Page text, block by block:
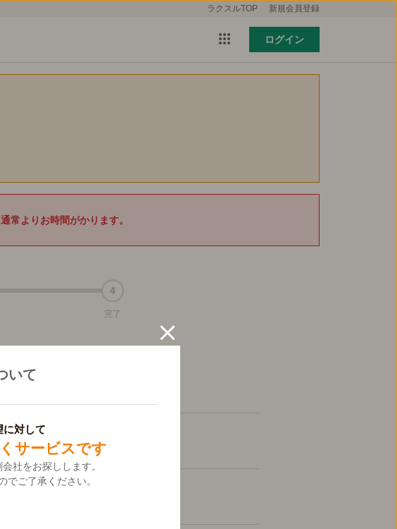
ラクスルTOP 新規会員登録
ログイン
常よりお時間がかります。
完了
4
いて
に対して
サービスです
社をお探しします。
でご了承ください。